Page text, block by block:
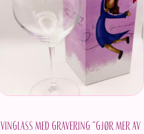
Vinglass med gravering “Gjør mer av